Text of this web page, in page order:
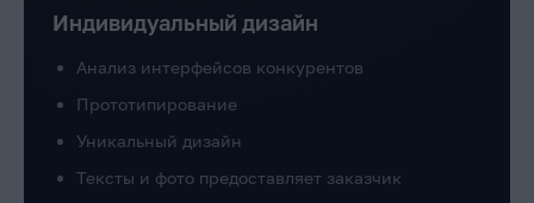
Индивидуальный дизайн
Анализ интерфейсов конкурентов
Прототипирование
Уникальный дизайн
Тексты и фото предоставляет заказчик